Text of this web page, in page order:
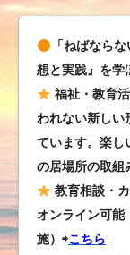
「ねばなら
想と実践』を学
福祉・教育
われない新しい
ています。楽し
の居場所の取組
教育相談・
オンライン可能
施）⇨こちら